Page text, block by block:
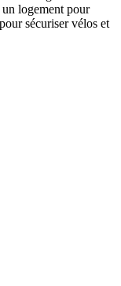
logement pour
sécuriser vélos et